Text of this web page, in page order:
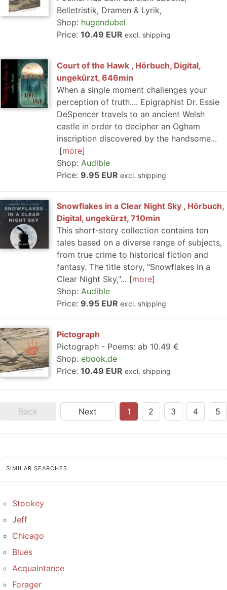
Belletristik, Dramen & Lyrik,
Shop: hugendubel
Price: 10.49 EUR excl. shipping
Court of the Hawk , Hörbuch, Digital,
ungekürzt, 646min
When a single moment challenges your
perception of truth.... Epigraphist Dr. Essie
DeSpencer travels to an ancient Welsh
castle in order to decipher an Ogham
inscription discovered by the handsome...
more
Shop: Audible
Price: 9.95 EUR excl. shipping
Snowflakes in a Clear Night Sky , Hörbuch,
Digital, ungekürzt, 710min
This short-story collection contains ten
tales based on a diverse range of subjects,
from true crime to historical fiction and
fantasy. The title story, "Snowflakes in a
Clear Night Sky,"...
more
Shop: Audible
Price: 9.95 EUR excl. shipping
Pictograph
Pictograph - Poems: ab 10.49 €
Shop: ebook.de
Price: 10.49 EUR excl. shipping
Back Next 1 2 3 4 5
SIMILAR SEARCHES:
Stookey
Jeff
Chicago
Blues
Acquaintance
Forager